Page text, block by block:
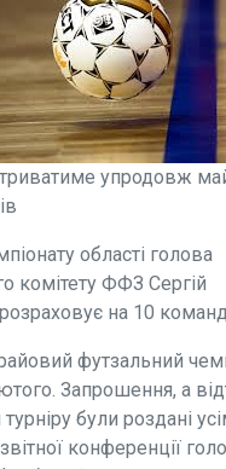
упродовж
області голова
комітету ФФЗ Сергій
на 10
футзальний
Запрошення, а
були роздані
конференції